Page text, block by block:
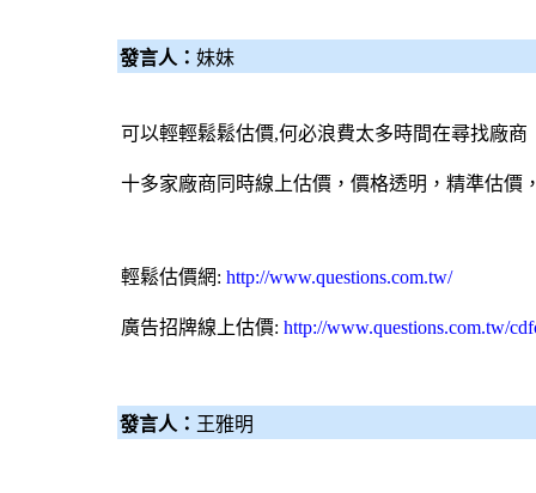
發言人： 妹妹
可以輕輕鬆鬆估價,何必浪費太多時間在尋找廠商
十多家廠商同時線上估價，價格透明，精準估價
輕鬆估價網: http://www.questions.com.tw/
廣告招牌線上估價: http://www.questions.com.tw/
發言人： 王雅明